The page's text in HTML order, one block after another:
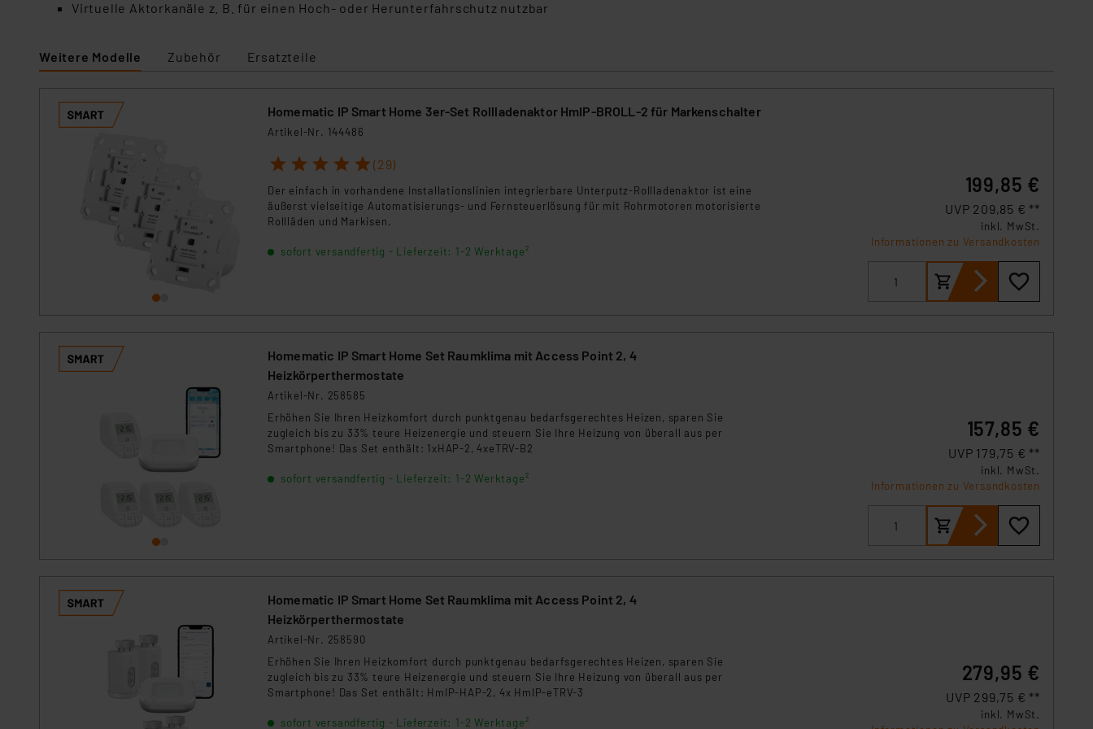
Für die USA besteht kein Angemessenheitsbeschluss der EU. Dies bedeutet, dass die USA als Land mit unzureichendem
Unsere Kooperation mit diesen Dienstleistern stützt sich auf die Standarddatenschutzklauseln der Europäischen
Virtuelle Aktorkanäle z. B. für einen Hoch- oder Herunterfahrschutz nutzbar
Weitere Modelle Zubehör Ersatzteile
Homematic IP Smart Home 3er-Set Rollladenaktor HmIP-BROLL-2 für Markenschalter
Artikel-Nr. 144486
1 2 3 4 5 (29)
Der einfach in vorhandene Installationslinien integrierbare Unterputz-Rollladenaktor ist eine
äußerst vielseitige Automatisierungs- und Fernsteuerlösung für mit Rohrmotoren motorisierte
Rollläden und Markisen.
sofort versandfertig - Lieferzeit: 1-2 Werktage²
199,85 €
UVP 209,85 € **
inkl. MwSt.
Informationen zu Versandkosten
Homematic IP Smart Home Set Raumklima mit Access Point 2, 4
Heizkörperthermostate
Artikel-Nr. 258585
Erhöhen Sie Ihren Heizkomfort durch punktgenau bedarfsgerechtes Heizen, sparen Sie
zugleich bis zu 33% teure Heizenergie und steuern Sie Ihre Heizung von überall aus per
Smartphone! Das Set enthält: 1xHAP-2, 4xeTRV-B2
sofort versandfertig - Lieferzeit: 1-2 Werktage²
157,85 €
UVP 179,75 € **
inkl. MwSt.
Informationen zu Versandkosten
Homematic IP Smart Home Set Raumklima mit Access Point 2, 4
Heizkörperthermostate
Artikel-Nr. 258590
Erhöhen Sie Ihren Heizkomfort durch punktgenau bedarfsgerechtes Heizen, sparen Sie
zugleich bis zu 33% teure Heizenergie und steuern Sie Ihre Heizung von überall aus per
Smartphone! Das Set enthält: HmIP-HAP-2, 4x HmIP-eTRV-3
sofort versandfertig - Lieferzeit: 1-2 Werktage²
279,95 €
UVP 299,75 € **
inkl. MwSt.